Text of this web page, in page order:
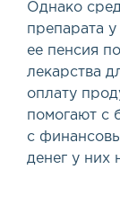
Однако
препарата
ее пенсия
лекарства
оплату
помогают с
с
денег у них